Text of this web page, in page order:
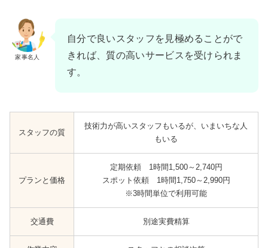
家事名人
自分で良いスタッフを見極めることがで
きれば、質の高いサービスを受けられま
す。
スタッフの質
技術力が高いスタッフもいるが、いまいちな人
もいる
プランと価格
定期依頼 1時間1,500～2,740円
スポット依頼 1時間1,750～2,990円
※3時間単位で利用可能
交通費 別途実費精算